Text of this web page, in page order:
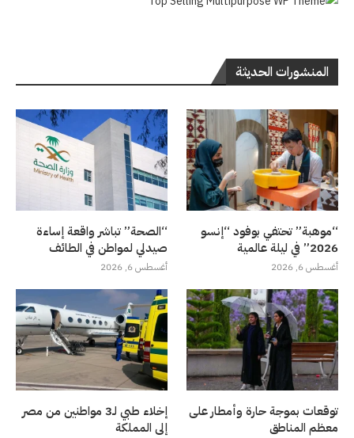
المنشورات الحديثة
“موهبة” تحتفي بوفود “إنسو
2026” في ليلة عالمية
أغسطس 6, 2026
“الصحة” تباشر واقعة إساءة
صيدلي لمواطن في الطائف
أغسطس 6, 2026
توقعات بموجة حارة وأمطار على
معظم المناطق
إخلاء طبي لـ3 مواطنين من مصر
إلى المملكة